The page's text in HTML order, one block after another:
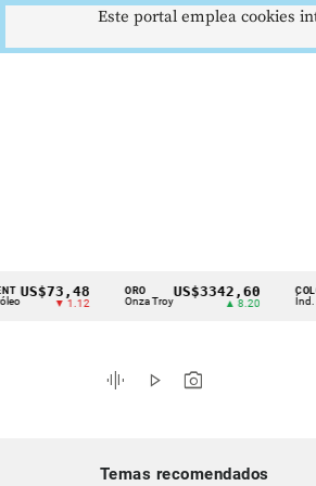
Cintillo
indicadores
económicos
▼ 1.12
ORO
Onza Troy
US$3342,60 COLCAP
Índ. Bursátil
graphic_eq play_arrow photo_camera
Temas recomendados
Este portal emplea cookies